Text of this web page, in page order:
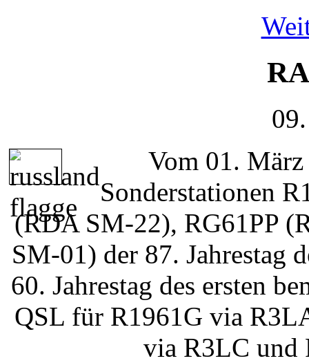
Vom 01.
Sonderstationen
(RDA SM-22), RG61PP
SM-01) der 87. Jahrestag
60. Jahrestag des ersten
QSL für R1961G via
via R3LC